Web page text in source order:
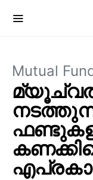
Mutual
മ്യൂച്വൽ